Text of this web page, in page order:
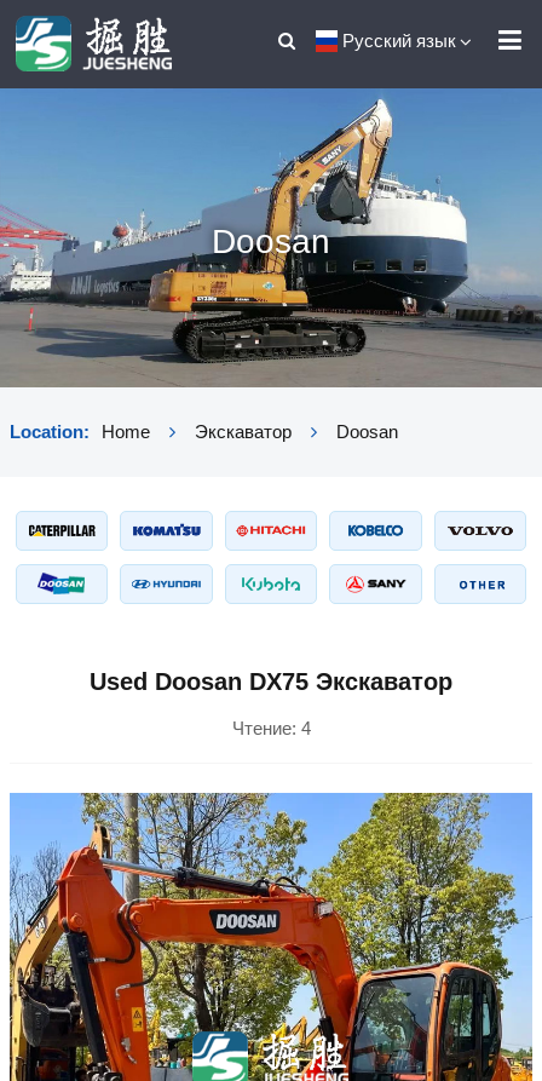
Русский язык
Doosan
Location: Home Экскаватор Doosan
Used Doosan DX75 Экскаватор
Чтение: 4